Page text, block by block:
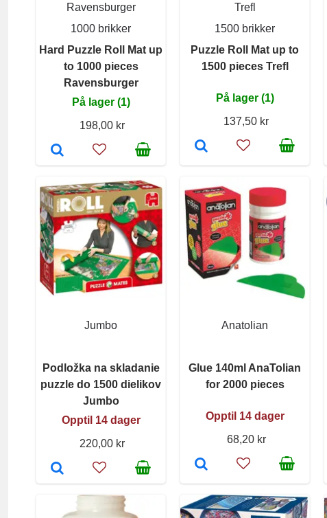
Ravensburger
1000 brikker
Hard Puzzle Roll Mat up
to 1000 pieces
Ravensburger
På lager (1)
198,00 kr
Trefl
1500 brikker
Puzzle Roll Mat up to
1500 pieces Trefl
På lager (1)
137,50 kr
Jumbo
Podložka na skladanie
puzzle do 1500 dielikov
Jumbo
Opptil 14 dager
220,00 kr
Anatolian
Glue 140ml AnaTolian
for 2000 pieces
Opptil 14 dager
68,20 kr